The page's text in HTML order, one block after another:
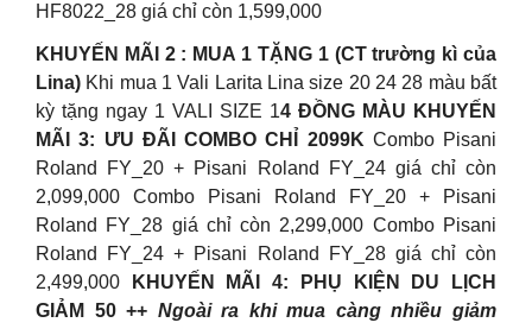
HF8022_28 giá chỉ còn 1,599,000
KHUYẾN MÃI 2 : MUA 1 TẶNG 1 (CT trường kì của
Lina) Khi mua 1 Vali Larita Lina size 20 24 28 màu bất
kỳ tặng ngay 1 VALI SIZE 14 ĐỒNG MÀU KHUYẾN
MÃI 3: ƯU ĐÃI COMBO CHỈ 2099K Combo Pisani
Roland FY_20 + Pisani Roland FY_24 giá chỉ còn
2,099,000 Combo Pisani Roland FY_20 + Pisani
Roland FY_28 giá chỉ còn 2,299,000 Combo Pisani
Roland FY_24 + Pisani Roland FY_28 giá chỉ còn
2,499,000
KHUYẾN MÃI 4: PHỤ KIỆN DU LỊCH
GIẢM 50 ++ Ngoài ra khi mua càng nhiều giảm